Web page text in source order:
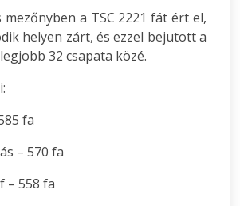
mezőnyben a TSC 2221 fát ért el,
helyen zárt, és ezzel bejutott a
32 csapata közé.
fa
– 570 fa
– 558 fa